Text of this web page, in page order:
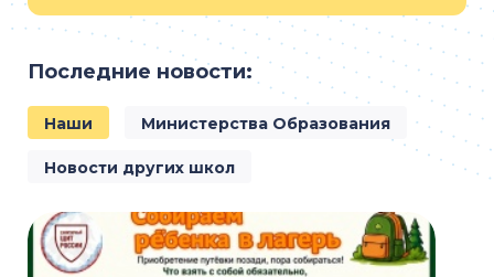
Последние новости:
Наши Министерства Образования
Новости других школ